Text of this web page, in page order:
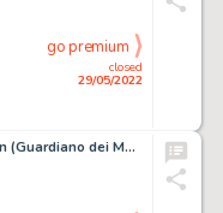
closed
29/05/2022
go premium
Antonello Venditti - Eviun (Guardiano dei Morti) 50 x 70 cm - Page volante - Exemplaire unique (2015)